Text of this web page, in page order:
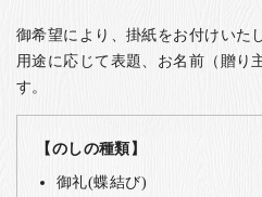
御希望により、掛紙をお付けいた
用途に応じて表題、お名前（贈り
す。
【のしの種類】
御礼(蝶結び)